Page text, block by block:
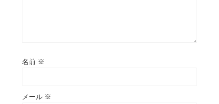
名前 ※
メール ※